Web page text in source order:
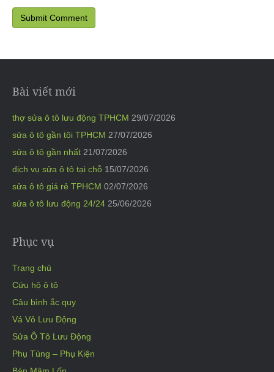
Bài viết mới
thợ sửa ô tô lưu động TPHCM 29/07/2026
sửa ô tô gần tôi TPHCM 27/07/2026
sửa ô tô gần nhất 21/07/2026
dịch vụ sửa ô tô tại chỗ 15/07/2026
sửa ô tô giá rẻ TPHCM 02/07/2026
sửa ô tô lưu động 24/24 25/06/2026
Phục vụ
Trang chủ
Cứu hộ ô tô
Câu bình ắc quy
Vá Vỏ Lưu Động
Sửa Ô Tô Lưu Động
Phụ Tùng – Phụ Kiện